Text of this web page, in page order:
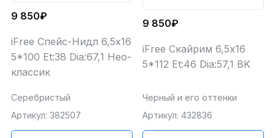
9 850₽
iFree Спейс-Нидл 6,5x16
5*100 Et:38 Dia:67,1 Нео-
классик
Серебристый
Артикул: 382507
9 850₽
iFree Скайрим 6,5x16
5*112 Et:46 Dia:57,1 BK
Черный и его оттенки
Артикул: 432836